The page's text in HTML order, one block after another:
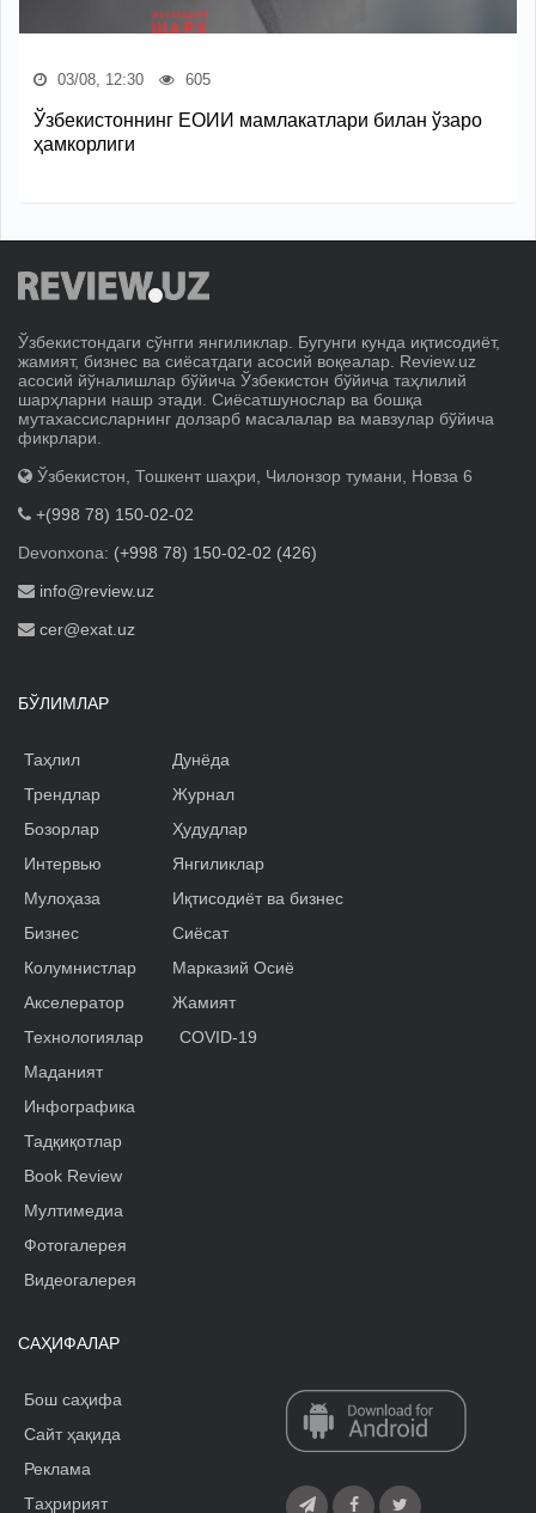
03/08, 12:30 605
Ўзбекистоннинг ЕОИИ мамлакатлари билан ўзаро
ҳамкорлиги
Ўзбекистондаги сўнгги янгиликлар. Бугунги кунда иқтисодиёт,
жамият, бизнес ва сиёсатдаги асосий воқеалар. Review.uz
асосий йўналишлар бўйича Ўзбекистон бўйича таҳлилий
шарҳларни нашр этади. Сиёсатшунослар ва бошқа
мутахассисларнинг долзарб масалалар ва мавзулар бўйича
фикрлари.
Ўзбекистон, Тошкент шаҳри, Чилонзор тумани, Новза 6
+(998 78) 150-02-02
Devonxona: (+998 78) 150-02-02 (426)
info@review.uz
cer@exat.uz
БЎЛИМЛАР
Таҳлил
Трендлар
Бозорлар
Интервью
Мулоҳаза
Бизнес
Колумнистлар
Акселератор
Дунёда
Журнал
Ҳудудлар
Янгиликлар
Иқтисодиёт ва бизнес
Сиёсат
Марказий Осиё
Жамият
Технологиялар
Маданият
Инфографика
Тадқиқотлар
Book Review
Мултимедиа
Фотогалерея
Видеогалерея
COVID-19
САҲИФАЛАР
Бош саҳифа
Сайт ҳақида
Реклама
Tаҳририят